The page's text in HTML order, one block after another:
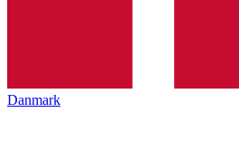
Danmark